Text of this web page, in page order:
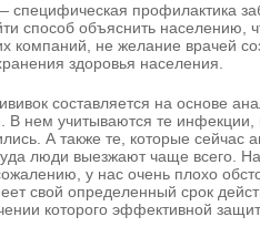
профилактика
способ объяснить населению,
компаний, не желание врачей
здоровья населения.
составляется на основе
В нем учитываются те инфекции,
А также те, которые сейчас
люди выезжают чаще всего.
у нас очень плохо
свой определенный срок
которого эффективной